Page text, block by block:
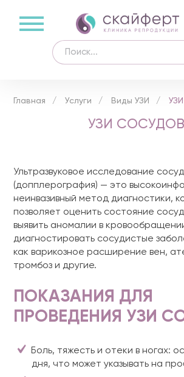
Главная Услуги Виды УЗИ
УЗИ СОСУДОВ
Ультразвуковое исследование
(допплерография) — это
неинвазивный метод диагностики,
позволяет оценить состояние
выявить аномалии в
диагностировать сосудистые
как варикозное расширение вен,
тромбоз и другие.
ПОКАЗАНИЯ ДЛЯ
ПРОВЕДЕНИЯ УЗИ
Боль, тяжесть и отеки в ногах:
дня, что может указывать на